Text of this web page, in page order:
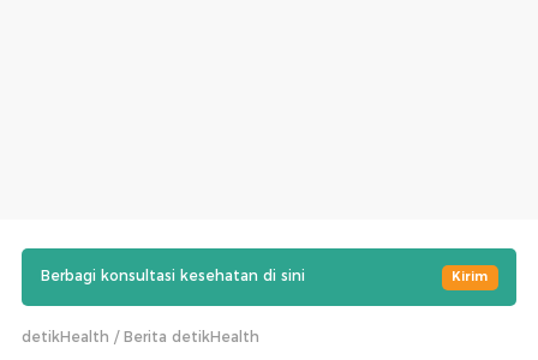
Berbagi konsultasi kesehatan di sini Kirim
detikHealth Berita detikHealth